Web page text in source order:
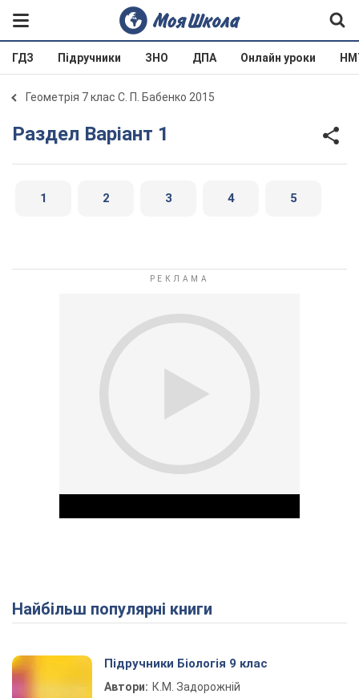
ГДЗ Підручники ЗНО ДПА Онлайн уроки
Геометрія 7 клас С. П. Бабенко 2015
Раздел Варіант 1
1 2 3 4 5
Play Video
Найбільш популярні книги
Підручники Біологія 9 клас
Автори: К.М. Задорожній